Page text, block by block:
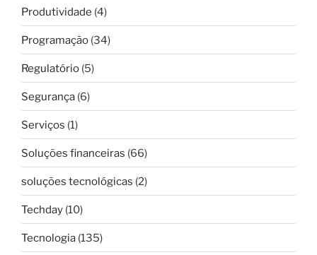
Produtividade (4)
Programação (34)
Regulatório (5)
Segurança (6)
Serviços (1)
Soluções financeiras (66)
soluções tecnológicas (2)
Techday (10)
Tecnologia (135)